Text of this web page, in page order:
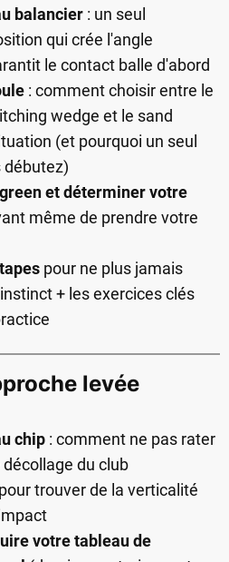
balancier : un seul
qui crée l'angle
le contact balle d'abord
: comment choisir entre le
wedge et le sand
(et pourquoi un seul
débutez)
et déterminer votre
même de prendre votre
pour ne plus jamais
+ les exercices clés
levée
chip : comment ne pas rater
du club
pour trouver de la verticalité
votre tableau de